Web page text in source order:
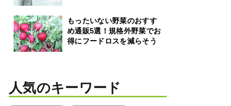
もったいない野菜のおすす
め通販5選！規格外野菜でお
得にフードロスを減らそう
人気のキーワード